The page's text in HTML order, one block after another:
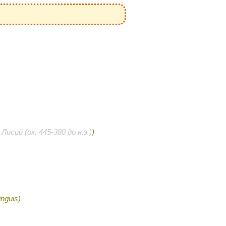
Лисий (ок. 445-380 до н.э.))